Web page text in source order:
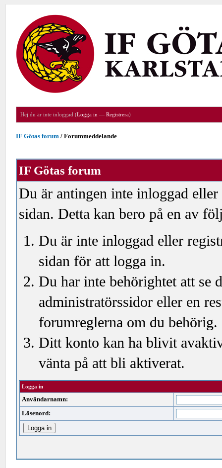
Hej du är inte inloggad (Logga in —Registrera)
IF Götas forum /Forummeddelande
IF Götas forum
Du är antingen inte inloggad
sidan. Detta kan bero på en av
Du är inte inloggad eller
sidan för att logga in.
Du har inte behörightet att se
administratörssidor eller en
forumreglerna om du behörig.
Ditt konto kan ha blivit
vänta på att bli aktiverat.
Logga in
Användarnamn:
Lösenord: